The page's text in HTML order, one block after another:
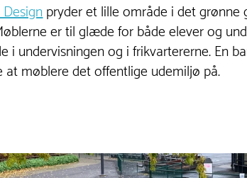
pryder et lille område i det grønne
er til glæde for både elever og
undervisningen og i frikvartererne. En
møblere det offentlige udemiljø på.